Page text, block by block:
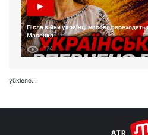
Після війни українці масово
Масенко
174
yüklene...